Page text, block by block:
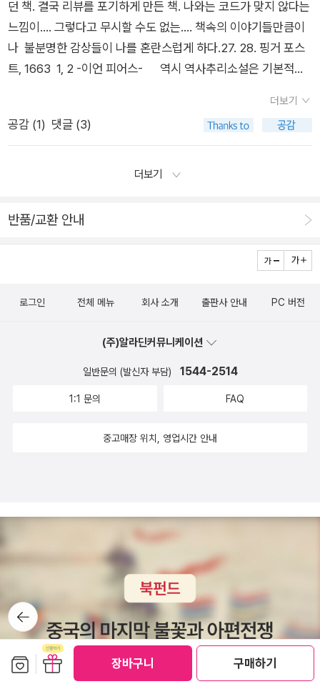
장바구니 구매하기
않을 것이다.(...) <궁궐의 눈물, 백 년의 침묵>은 이토록 수많았
던 궁궐 전각들이 식민지 시대를 거치는 100년 동안 어디로 사라
져갔는지를 추적한 책이다. 19세기 말 북궐도형(北闕圖形)에 그
려진 경복궁 내 전각 수는 모두 509동이었다. 그러나 식민지 시
것은 의아한 일이다.창경궁을 동물원인 창경원으로 만든 것은 일
희궁의 정전인 숭정전과 임금의 침소였던 회상전이 남산의 일본
쓰였던 사실이나, 일본인 상대 요정에 팔려가 기생들의 놀이터가
군사기지로 전락했던 사실들은 일제의 궁궐 훼철이 의도적이고
우리 궁궐 산책>(이비컴, 2008)의 부제가 '정겨운 朝鮮의 얼
순민의 <우리 궁궐 이야기>(청년사, 1999)일 듯싶다. '울에 남
운궁(덕수궁)의 역사와 그곳에 살았던 왕들의 이야기. 저자는 궁
궐이 세월의 풍상을 지나면서 훼손된 과정,특히 일제에 의해 의도
히 되살리고 있다.'고 소개된다.3. 철학나대로 고른 철학분야의
책이 소개된 바 있다) 이번에아렌트 전공자인 선욱 교수의 번역
으로 읽어볼 수 있게 됐다. 겸사겸사 국내 연구자들의 논물을 모
은 <한나 아렌트와 세계사랑>(인간사랑, 2009)와 엘리자베스
영-브륄의 <한나 아렌트 전기>(인간사랑, 2007)도 같이 읽을
책으로 꼽아놓는다. 사실 영-브륄의 전기는 재작년에 <정치의 약
속>(푸른숲, 2007)과 함께 '12월의 읽을 만한 책'으로 골라놓은
적이 있었다. 하지만 이 방대한 분량의 책을 손에 집어들 여유가
없었는데, 내달엔 그 일부라도 펴보고 싶다.공교롭게도 아렌트에
권만 적으시면 한권을. 비밀 댓글로 받으실 주소만 적어주시면 되
겠습니다. :)솔직히 내용이 전혀 기억 나지 않는 소설입니다. 연애
이야기겠지요. ^-^;; 당시에 많은 깨달음을 주었으나, 지금은 실
천을 못하고 있죠. ㅠㅠ 한 때 꽤 인기를 끌었던 소설이라 대개
읽어보셨으리라 생각하지만서도... 돈 주고 사기 귀찮은데 심심할
때 읽고 싶으신 분께는 괜찮을거에요. 재미있어요. 저로서는
전체적인 재미는 별로. 재미있어요. 신선해요. 지루해요, 저에
죠. 남들 다 재미있다는데, 저만...ㅠㅠ 사실, 최악이라고 생각.-
아줌마 거 거의 다 읽었나보네요. 사실은 저도 화났어요 이 책
에서 우선 눈에 띠는 거 위주로 골랐습니다, 다른 방에 또 한가득
던 책. 결국 리뷰를 포기하게 만든 책. 나와는 코드가 맞지 않다는
느낌이.... 그렇다고 무시할 수도 없는.... 책속의 이야기들만큼이
나 불분명한 감상들이 나를 혼란스럽게 하다.27. 28. 핑거 포스
트, 1663 1, 2 -이언 피어스- 역시 역사추리소설은 기본적인
이 책의 매력29. 백설공주 -도널드 바셀미- 작가가 말하고자 하
는 바가 이해되지 않는 것은 아니지만 새로운 글쓰기를 지향하는
정신나간사람처럼 중얼거리는 것 같은 소설의 호흡을 도저히 따
읽는 동안 별로 재밌지도 않으면서 추리소설이 맞는지도 아리송
나 하나의 단편들이 다 맘에 든다. 특히 단편 최순덕 성령충만기
는 배꼽을 잡으면서 웃었다.4월 역시 바빴군... 원 책읽기가 이리
힘들어서야....쩝
더보기
공감 (1) 댓글 (3)
더보기
반품/교환 안내
뒤로가
기
로그인 전체 메뉴 회사 소개 출판사 안내 PC 버전
(주)알라딘커뮤니케이션
일반문의 (발신자 부담) 1544-2514
1:1 문의 FAQ
중고매장 위치, 영업시간 안내